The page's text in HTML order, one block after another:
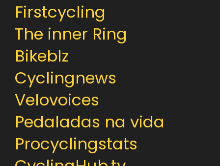
Firstcycling
The inner Ring
Bikeblz
Cyclingnews
Velovoices
Pedaladas na vida
Procyclingstats